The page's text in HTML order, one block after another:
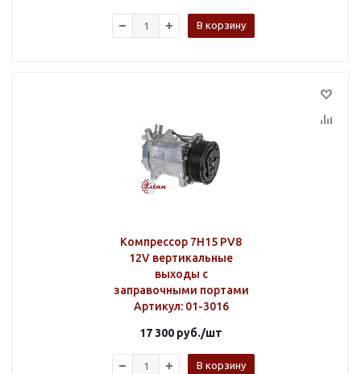
В корзину
Компрессор 7H15 PV8
12V вертикальные
выходы с
заправочными портами
Артикул: 01-3016
17 300 руб./шт
В корзину